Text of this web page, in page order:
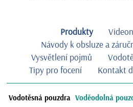
Produkty
Návody k obsluze a
Vysvětlení pojmů
Tipy pro focení
Kontakt
Vodotěsná pouzdra Voděodolná